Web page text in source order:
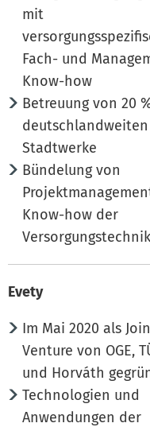
mit
Fach- und
Know-how
Betreuung von 20
deutschlandweiten
Stadtwerke
Bündelung von
Know-how der
Versorgungstechnik
Evety
Im Mai 2020 als
Venture von OGE,
und Horváth
Technologien und
Anwendungen der